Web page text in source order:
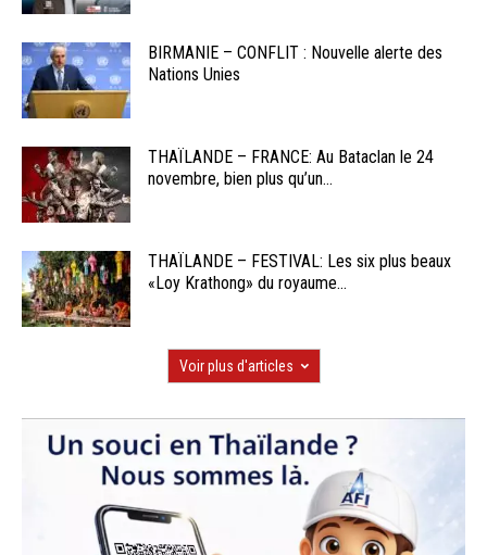
BIRMANIE – CONFLIT : Nouvelle alerte des
Nations Unies
THAÏLANDE – FRANCE: Au Bataclan le 24
novembre, bien plus qu’un...
THAÏLANDE – FESTIVAL: Les six plus beaux
«Loy Krathong» du royaume...
Voir plus d'articles